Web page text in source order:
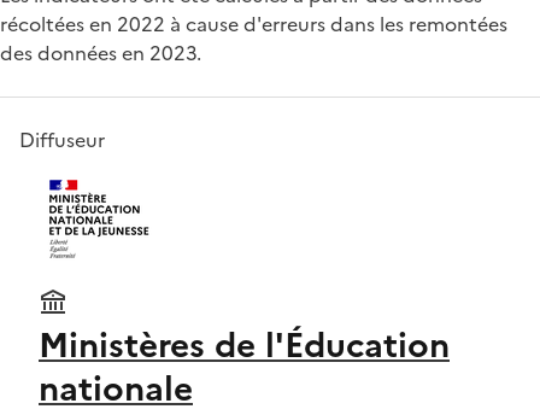
récoltées en 2022 à cause d'erreurs dans les remontées
des données en 2023.
Diffuseur
Ministères de l'Éducation
nationale